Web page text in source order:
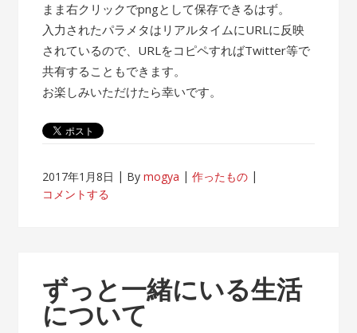
まま右クリックでpngとして保存できるはず。
入力されたパラメタはリアルタイムにURLに反映
されているので、URLをコピペすればTwitter等で
共有することもできます。
お楽しみいただけたら幸いです。
2017年1月8日 Bymogya
作ったもの
コメントする
ずっと一緒にいる生活
について